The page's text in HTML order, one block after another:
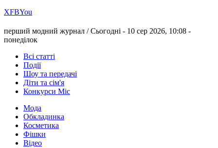
ХFBYou
перший модний журнал /Сьогодні - 10 сер 2026, 10:08 -
понеділок
Всі статті
Події
Шоу та передачі
Діти та сім'я
Конкурси Міс
Мода
Обкладинка
Косметика
Фішки
Відео